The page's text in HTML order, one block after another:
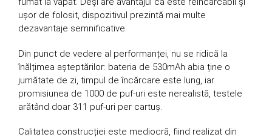
ușor de folosit, dispozitivul prezintă mai multe
dezavantaje semnificative.
Din punct de vedere al performanței, nu se ridică la
înălțimea așteptărilor: bateria de 530mAh abia ține o
jumătate de zi, timpul de încărcare este lung, iar
promisiunea de 1000 de puf-uri este nerealistă, testele
arătând doar 311 puf-uri per cartuș.
Calitatea construcției este mediocră, fiind realizat din